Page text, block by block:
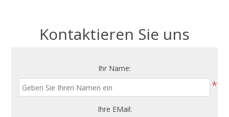
Kontaktieren Sie uns
Ihr Name:
*
Ihre EMail: